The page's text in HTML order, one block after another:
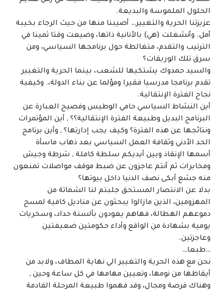
الحلول الملموسة والبديعة.
عزيزتنا الحرية والتغيير… أصيبنا منها من حيث الرجاء بخيبة
أمل. وأنشغلت (هي) بالأنانية ذاتها، وضيعت وقتا ثمينا في
الترتيب والتقدم، متغالطة حول برنامجها السياسي، ومن
سرق تلك الوريقات؟
والسيد حمدوك يشتكيها للشعب، بينما الحرية والتغيير
تقدم برنامجا مدرسيا فقيرا ومؤلما عن بناء الدولة،. وكيفية
نجاح الفترة الإنتقالية.
أين النشاط السياسي حامي الوطيس وفصيح العبارة عن
البرنامج البديل وطبيعة الفترة الإنتقالية؟؟ , أين المؤتمرات
ونتائجها عن هذه الفترة؟ وكيف يجب إدارتها؟ , وأين برنامج
الحد الأدني وثقافة العمل السياسي بعد ذهاب ماسأة
أسمها الإنقاذ وبين أيديكم سلطة كاملة , شرطة وجيش
ومخابرات ثم أنتم عاجزون عن ضبط موقف مواصلات تمنعون
منه جشع أبكى نصف الدنيا داخل بيوتها؟
بدلا عن الانتصار المستحق جلبتم لنا الشماتة من
المهزومين، الذين مازالوا يبحثون عن مناديل كافية لمسح
دموعهم الهطالة، فهاهم يعودون بألسنة حداد، وسخريات
يومية بشهادة من الواقع وأداء حكومتين ضعيفتين
وعاجزتين.
…طبعا…
نحن مع هذه الحرية والتغيير الي نهاية المطاف، ولابد من
أيقاظها من نومها، وتعيين مهامها في كل ساعة وحين ,
وهناك فرصة ومجال، وقد فهموا طبيعة المرحلة القادمة